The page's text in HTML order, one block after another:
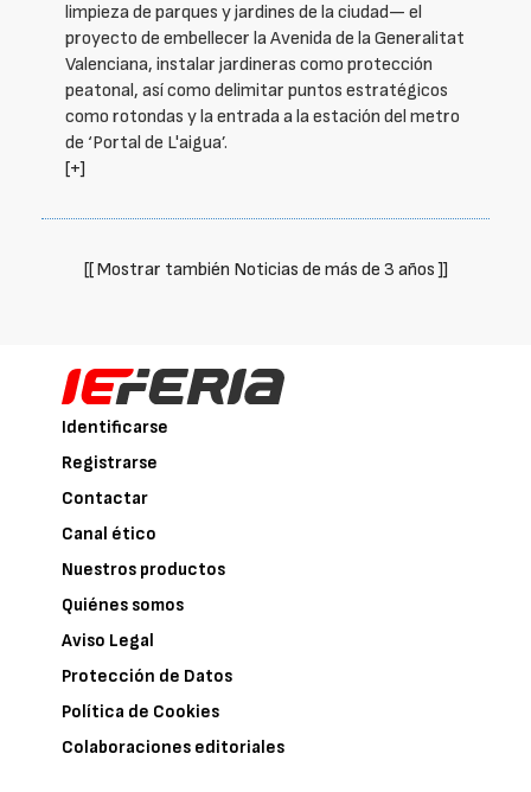
limpieza de parques y jardines de la ciudad— el
proyecto de embellecer la Avenida de la Generalitat
Valenciana, instalar jardineras como protección
peatonal, así como delimitar puntos estratégicos
como rotondas y la entrada a la estación del metro
de ‘Portal de L'aigua’.
[+]
[[ Mostrar también Noticias de más de 3 años ]]
Identificarse
Registrarse
Contactar
Canal ético
Nuestros productos
Quiénes somos
Aviso Legal
Protección de Datos
Política de Cookies
Colaboraciones editoriales